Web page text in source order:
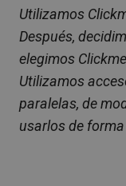
Utilizamos
Después,
elegimos
Utilizamos
paralelas, de
usarlos de